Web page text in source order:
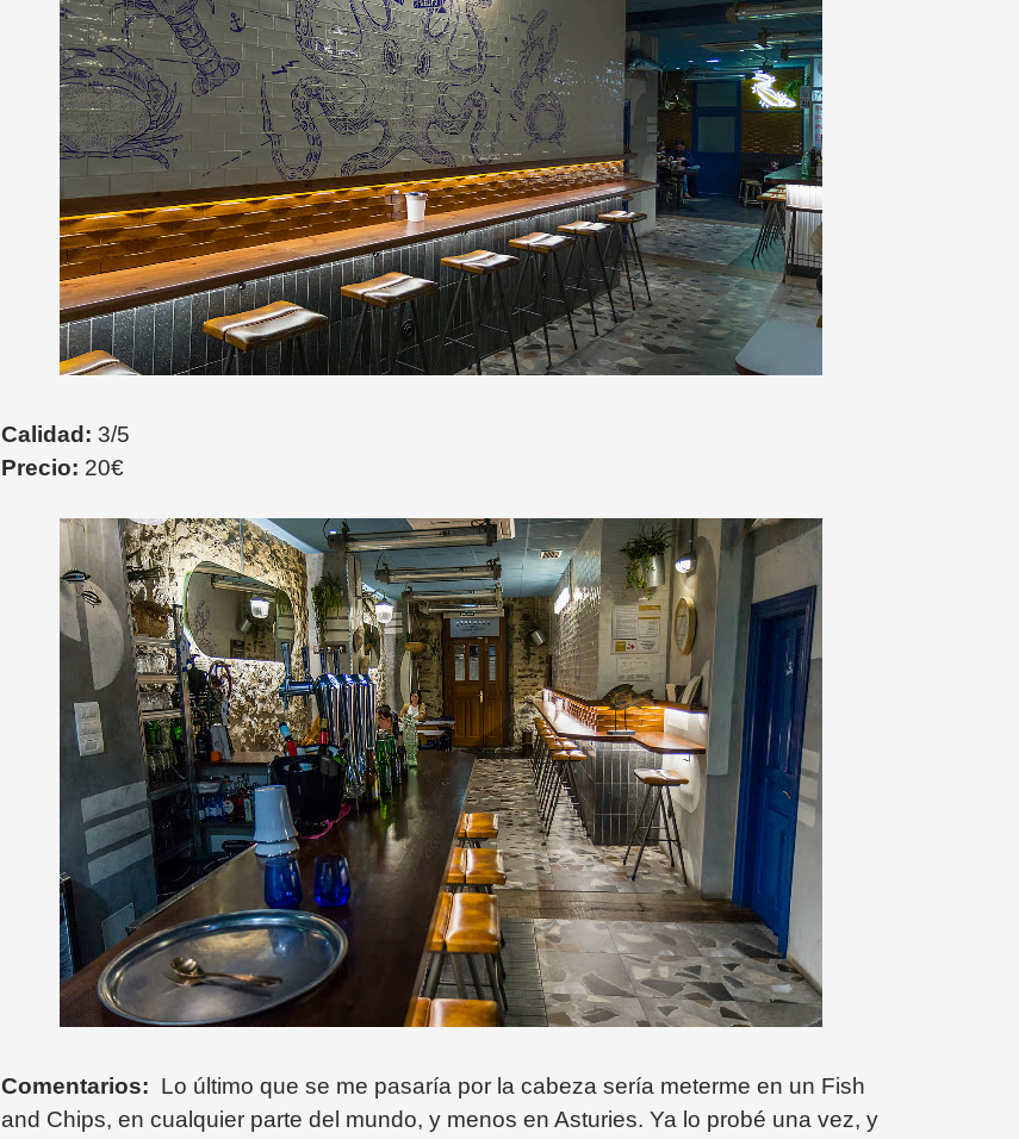
Calidad: 3/5
Precio: 20€
Comentarios: Lo último que se me pasaría por la cabeza sería meterme en un Fish
and Chips, en cualquier parte del mundo, y menos en Asturies. Ya lo probé una vez, y